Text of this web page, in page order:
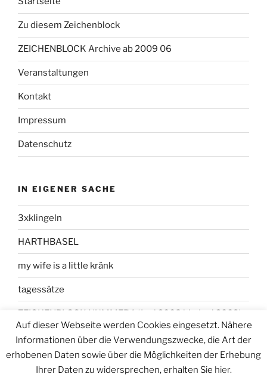
Zu diesem Zeichenblock
ZEICHENBLOCK Archive ab 2009 06
Veranstaltungen
Kontakt
Impressum
Datenschutz
IN EIGENER SACHE
3xklingeln
HARTHBASEL
my wife is a little kränk
tagessätze
ZEICHENBLOCK NUMMER 1 (Juni 2008 bis Juni 2009)
Auf dieser Webseite werden Cookies eingesetzt. Nähere
Informationen über die Verwendungszwecke, die Art der
erhobenen Daten sowie über die Möglichkeiten der Erhebung
Ihrer Daten zu widersprechen, erhalten Sie hier.